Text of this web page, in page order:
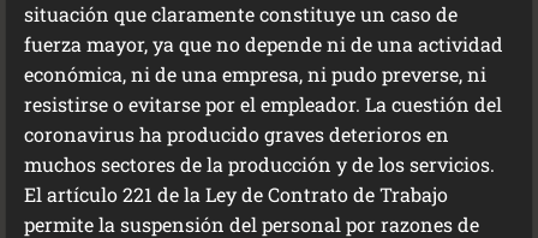
situación que claramente constituye un caso de
fuerza mayor, ya que no depende ni de una actividad
económica, ni de una empresa, ni pudo preverse, ni
resistirse o evitarse por el empleador. La cuestión del
coronavirus ha producido graves deterioros en
muchos sectores de la producción y de los servicios.
El artículo 221 de la Ley de Contrato de Trabajo
permite la suspensión del personal por razones de